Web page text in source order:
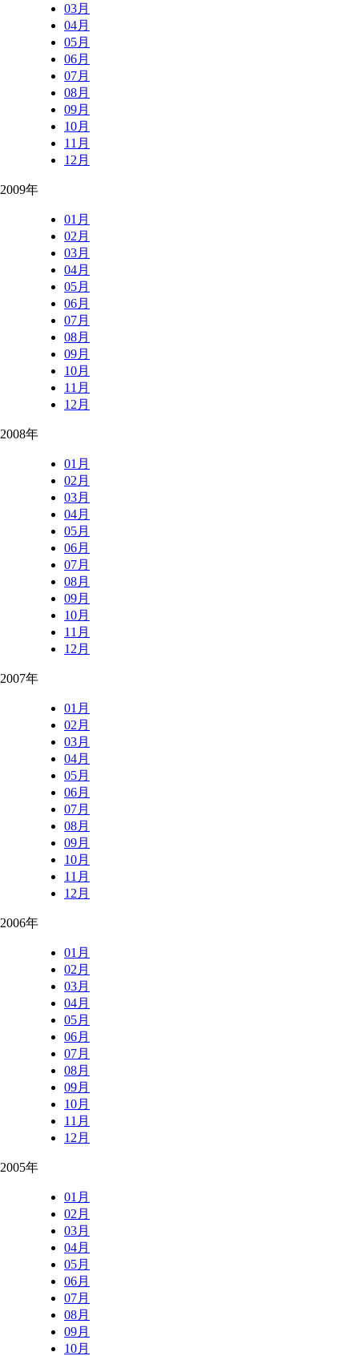
03月
04月
05月
06月
07月
08月
09月
10月
11月
12月
2009年
01月
02月
03月
04月
05月
06月
07月
08月
09月
10月
11月
12月
2008年
01月
02月
03月
04月
05月
06月
07月
08月
09月
10月
11月
12月
2007年
01月
02月
03月
04月
05月
06月
07月
08月
09月
10月
11月
12月
2006年
01月
02月
03月
04月
05月
06月
07月
08月
09月
10月
11月
12月
2005年
01月
02月
03月
04月
05月
06月
07月
08月
09月
10月